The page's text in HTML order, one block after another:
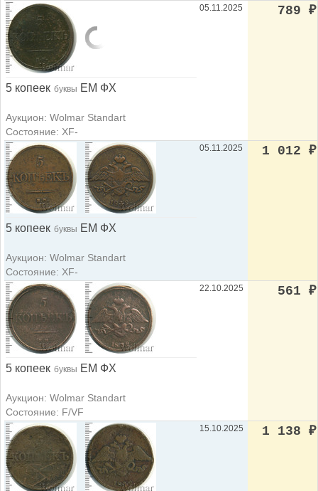
5 копеек буквы ЕМ ФХ
Аукцион: Wolmar Standart
Состояние: XF-
05.11.2025 789 ₽
5 копеек буквы ЕМ ФХ
Аукцион: Wolmar Standart
Состояние: XF-
05.11.2025 1 012 ₽
5 копеек буквы ЕМ ФХ
Аукцион: Wolmar Standart
Состояние: F/VF
22.10.2025 561 ₽
15.10.2025 1 138 ₽